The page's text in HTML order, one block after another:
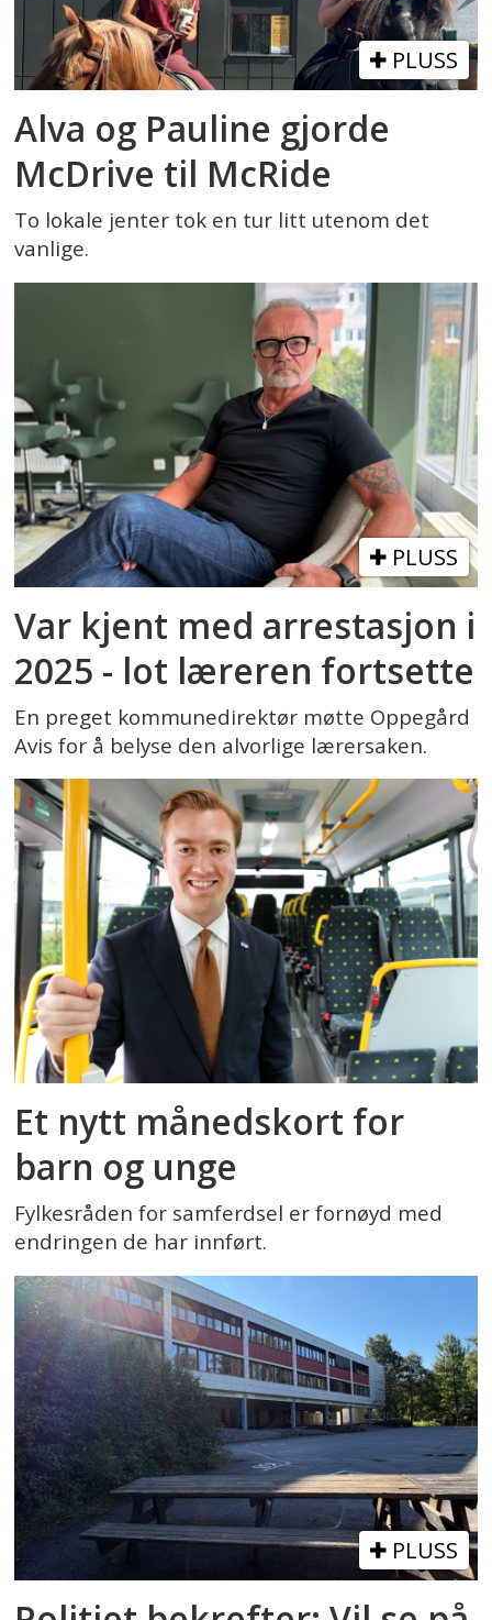
PLUSS
Alva og Pauline gjorde
McDrive til McRide
To lokale jenter tok en tur litt utenom det
vanlige.
PLUSS
Var kjent med arrestasjon i
2025 - lot læreren fortsette
En preget kommunedirektør møtte Oppegård
Avis for å belyse den alvorlige lærersaken.
Et nytt månedskort for
barn og unge
Fylkesråden for samferdsel er fornøyd med
endringen de har innført.
PLUSS